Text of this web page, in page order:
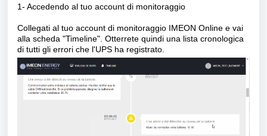
1- Accedendo al tuo account di monitoraggio
Collegati al tuo account di monitoraggio IMEON Online e vai
alla scheda "Timeline". Otterrete quindi una lista cronologica
di tutti gli errori che l'UPS ha registrato.